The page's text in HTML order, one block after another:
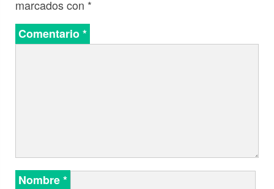
marcados con *
Comentario*
Nombre*